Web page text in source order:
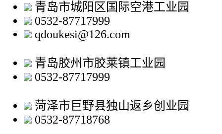
青岛市城阳区国际空港工业园
0532-87717999
qdoukesi@126.com
青岛胶州市胶莱镇工业园
0532-87717999
菏泽市巨野县独山返乡创业园
0532-87718768